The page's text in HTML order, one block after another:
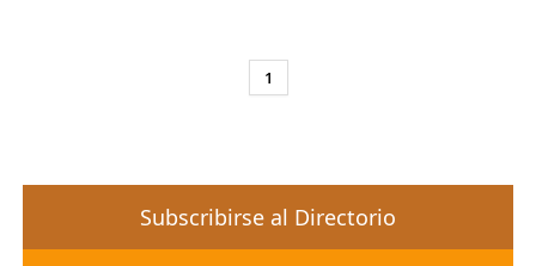
1
Subscribirse al Directorio